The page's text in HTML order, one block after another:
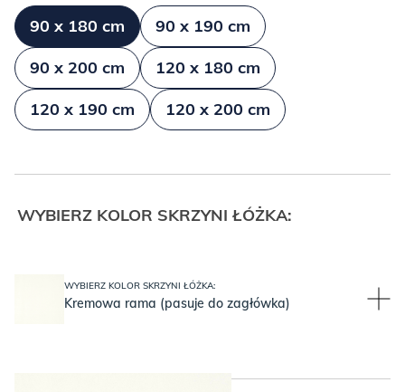
90 x 180 cm
90 x 190 cm
90 x 200 cm
120 x 180 cm
120 x 190 cm
120 x 200 cm
WYBIERZ KOLOR SKRZYNI ŁÓŻKA:
WYBIERZ KOLOR SKRZYNI ŁÓŻKA:
Kremowa rama (pasuje do zagłówka)